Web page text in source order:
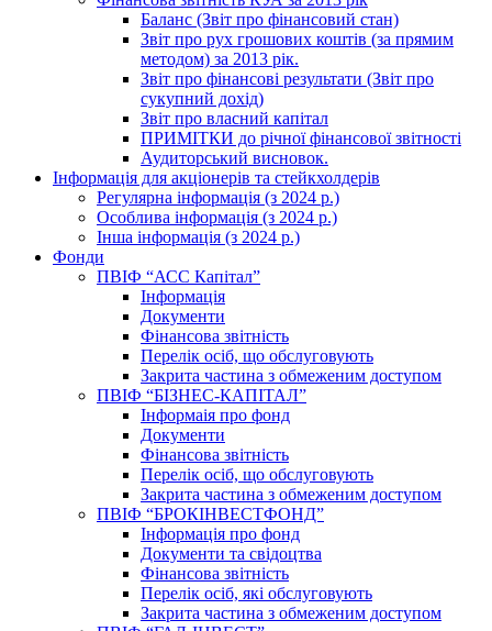
Баланс (Звіт про фінансовий стан)
Звіт про рух грошових коштів (за прямим
методом) за 2013 рік.
Звіт про фінансові результати (Звіт про
сукупний дохід)
Звіт про власний капітал
ПРИМІТКИ до річної фінансової звітності
Аудиторський висновок.
Інформація для акціонерів та стейкхолдерів
Регулярна інформація (з 2024 р.)
Особлива інформація (з 2024 р.)
Інша інформація (з 2024 р.)
Фонди
ПВІФ “АСС Капітал”
Інформація
Документи
Фінансова звітність
Перелік осіб, що обслуговують
Закрита частина з обмеженим доступом
ПВІФ “БІЗНЕС-КАПІТАЛ”
Інформаія про фонд
Документи
Фінансова звітність
Перелік осіб, що обслуговують
Закрита частина з обмеженим доступом
ПВІФ “БРОКІНВЕСТФОНД”
Інформація про фонд
Документи та свідоцтва
Фінансова звітність
Перелік осіб, які обслуговують
Закрита частина з обмеженим доступом